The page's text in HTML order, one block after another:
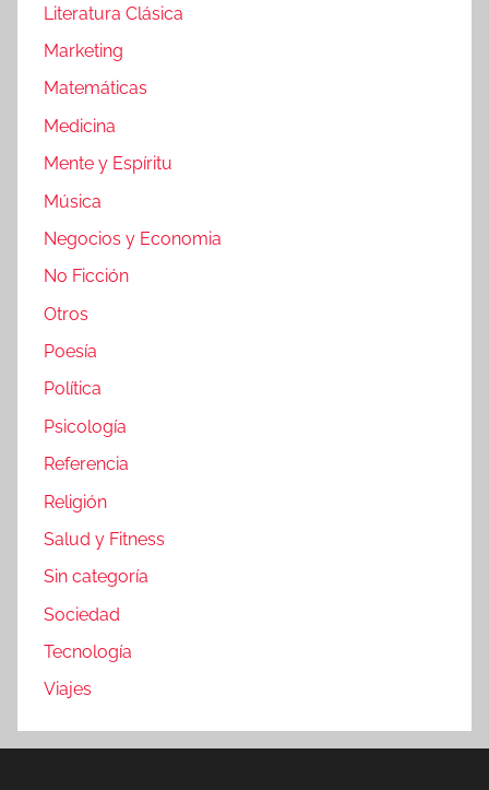
Literatura Clásica
Marketing
Matemáticas
Medicina
Mente y Espíritu
Música
Negocios y Economia
No Ficción
Otros
Poesía
Política
Psicología
Referencia
Religión
Salud y Fitness
Sin categoría
Sociedad
Tecnología
Viajes